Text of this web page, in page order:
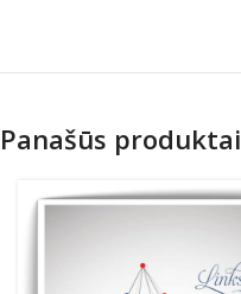
Panašūs produktai